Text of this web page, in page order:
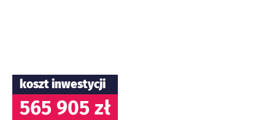
koszt inwestycji
565 905 zł